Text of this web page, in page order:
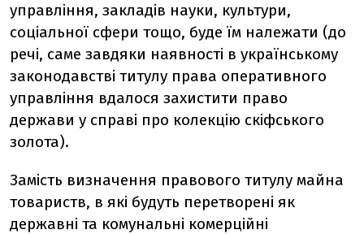
управління, закладів науки, культури,
соціальної сфери тощо, буде їм належати (до
речі, саме завдяки наявності в українському
законодавстві титулу права оперативного
управління вдалося захистити право
держави у справі про колекцію скіфського
золота).
Замість визначення правового титулу майна
товариств, в які будуть перетворені як
державні та комунальні комерційні